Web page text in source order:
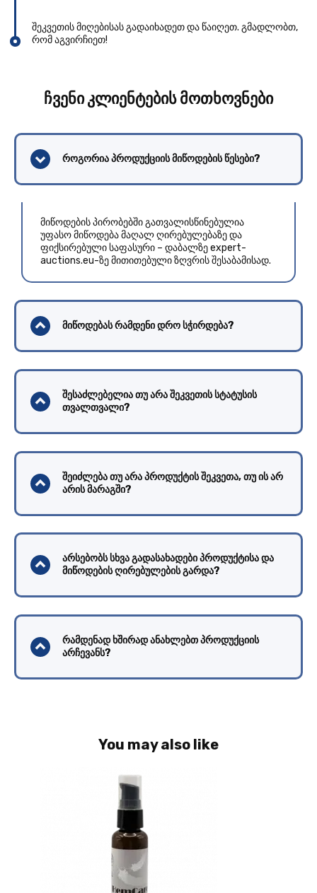
შეკვეთის მიღებისას გადაიხადეთ და წაიღეთ. გმადლობთ,
რომ აგვირჩიეთ!
ჩვენი კლიენტების მოთხოვნები
როგორია პროდუქციის მიწოდების წესები?
მიწოდების პირობებში გათვალისწინებულია
უფასო მიწოდება მაღალ ღირებულებაზე და
ფიქსირებული საფასური – დაბალზე expert-
auctions.eu-ზე მითითებული ზღვრის შესაბამისად.
მიწოდებას რამდენი დრო სჭირდება?
შესაძლებელია თუ არა შეკვეთის სტატუსის
თვალთვალი?
შეიძლება თუ არა პროდუქტის შეკვეთა, თუ ის არ
არის მარაგში?
არსებობს სხვა გადასახადები პროდუქტისა და
მიწოდების ღირებულების გარდა?
რამდენად ხშირად ანახლებთ პროდუქციის
არჩევანს?
You may also like